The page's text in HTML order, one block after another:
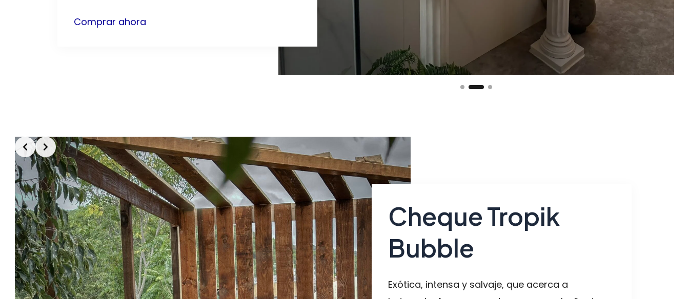
Comprar ahora
Slide 3 of 3
Cheque Tropik
Bubble
Exótica, intensa y salvaje, que acerca a